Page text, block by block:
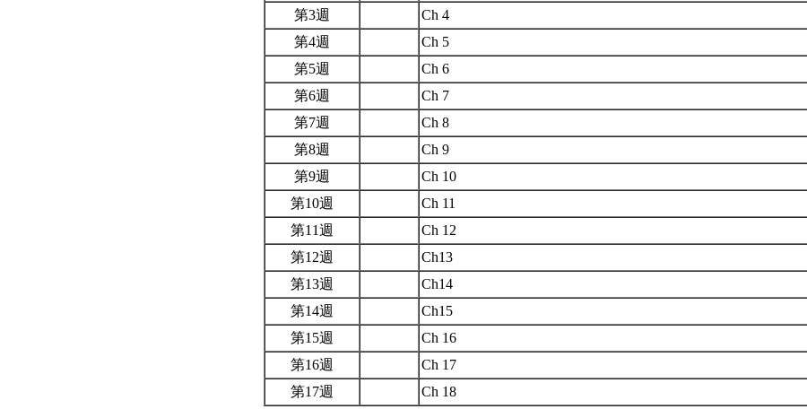
第3週
Ch 4
第4週
Ch 5
第5週
Ch 6
第6週
Ch 7
第7週
Ch 8
第8週
Ch 9
第9週
Ch 10
第10週
Ch 11
第11週
Ch 12
第12週
Ch13
第13週
Ch14
第14週
Ch15
第15週
Ch 16
第16週
Ch 17
第17週
Ch 18